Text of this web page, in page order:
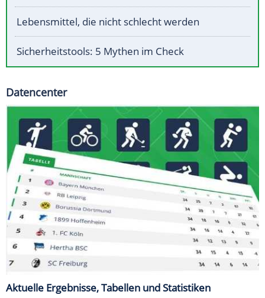
Lebensmittel, die nicht schlecht werden
Sicherheitstools: 5 Mythen im Check
Datencenter
Aktuelle Ergebnisse, Tabellen und Statistiken